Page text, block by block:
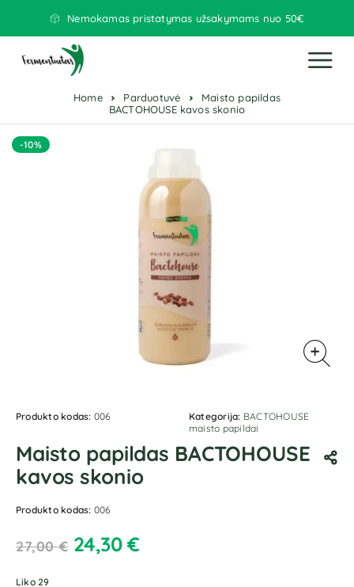
Nemokamas pristatymas užsakymams nuo 50€
Home Parduotuvė
Maisto papildas
BACTOHOUSE kavos skonio
-10%
Produkto kodas: 006 Kategorija: BACTOHOUSE
maisto papildai
Maisto papildas BACTOHOUSE
kavos skonio
Produkto kodas: 006
27,00€ 24,30€
Liko 29